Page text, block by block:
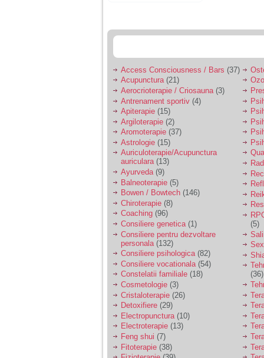
sa se manifeste o
Ma aflu aici pentru ca
vreau sa stiu daca am
nevoie de un psiholog
sau psihiatru.
Sunt casatorita, am
31 de ani si un copil in
varsta de 2 ani care
mi-e lumina ochilor.
De ceva timp simt ca
mi s-a adunat
oboseala, o oboseala
cronica de care nu pot
scapa si simt ca din
cauza ei nu pot
controla nervii si
cateodata are copilul
de suferit.
Am o bariera peste
care nu pot trece:
prietena mea a ramas
insarcinata cu o fata.
Am fost de comun
acord sa facem un
copil, cu gandul ca e
baiat.
Access Consciousness / Bars (37)
Acupunctura(21)
Aerocrioterapie / Criosauna (3)
Antrenament sportiv (4)
Apiterapie (15)
Argiloterapie (2)
Aromoterapie (37)
Astrologie (15)
Auriculoterapie/Acupunctura
auriculara(13)
Ayurveda(9)
Balneoterapie (5)
Bowen / Bowtech (146)
Chiroterapie (8)
Coaching (96)
Consiliere genetica(1)
Consiliere pentru dezvoltare
personala (132)
Consiliere psihologica(82)
Consiliere vocationala (54)
Constelatii familiale (18)
Cosmetologie (3)
Cristaloterapie (26)
Detoxifiere (29)
Electropunctura (10)
Electroterapie (13)
Feng shui (7)
Fitoterapie (38)
(5)
(36)